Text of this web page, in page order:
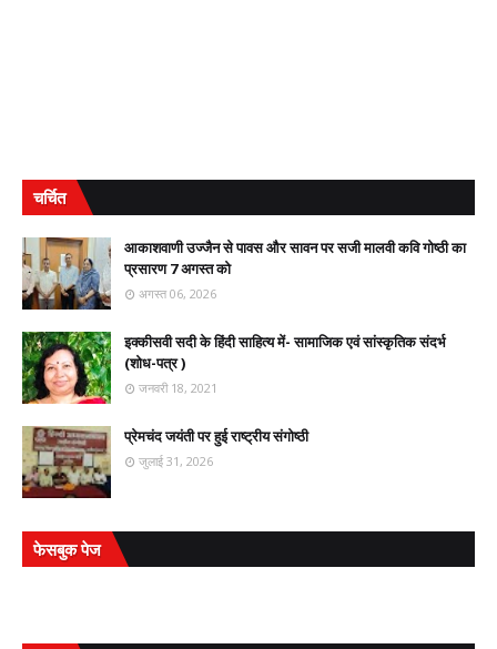
चर्चित
आकाशवाणी उज्जैन से पावस और सावन पर सजी मालवी कवि गोष्ठी का
प्रसारण 7 अगस्त को
अगस्त 06, 2026
इक्कीसवी सदी के हिंदी साहित्य में- सामाजिक एवं सांस्कृतिक संदर्भ
(शोध-पत्र )
जनवरी 18, 2021
प्रेमचंद जयंती पर हुई राष्ट्रीय संगोष्ठी
जुलाई 31, 2026
फेसबुक पेज